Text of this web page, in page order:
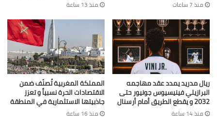
الزوار، مع مشاركة عدد من السربات التي أضفت عليه طابعاً تراثياً مميزاً
نال إعجاب الحاضرين.
منذ 7 ساعات منذ 13 ساعة
ريال مدريد يمدد عقد مهاجمه
البرازيلي فينيسيوس جونيور حتى
2032 و يقطع الطريق أمام أرسنال
منذ 14 ساعة
المملكة المغربية تُصنّف ضمن
الاقتصادات الحرة نسبياً و تعزز
جاذبيتها الاستثمارية في المنطقة
منذ 16 ساعة